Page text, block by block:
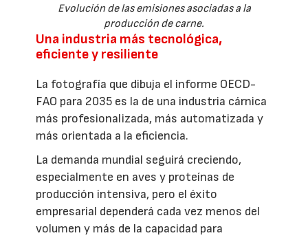
Evolución de las emisiones asociadas a la
producción de carne.
Una industria más tecnológica,
eficiente y resiliente
La fotografía que dibuja el informe OECD-
FAO para 2035 es la de una industria cárnica
más profesionalizada, más automatizada y
más orientada a la eficiencia.
La demanda mundial seguirá creciendo,
especialmente en aves y proteínas de
producción intensiva, pero el éxito
empresarial dependerá cada vez menos del
volumen y más de la capacidad para